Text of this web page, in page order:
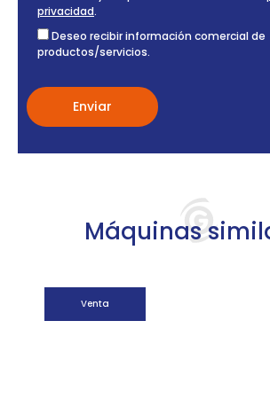
privacidad.
Deseo recibir información comercial de
productos/servicios.
Máquinas
Venta